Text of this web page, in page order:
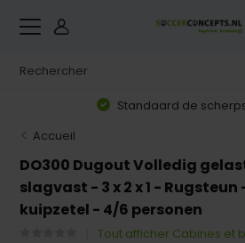
Standaard de
Accueil
DO300 Dugout Volledig
slagvast - 3 x 2 x 1 -
kuipzetel - 4/6 personen
Tout afficher Cabines et